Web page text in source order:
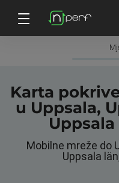
Karta
u Uppsala,
Mobilne mreže do
Uppsala